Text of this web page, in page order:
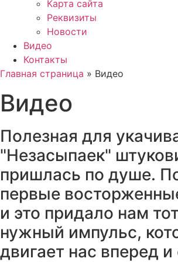
Карта сайта
Реквизиты
Новости
Видео
Контакты
Главная страница » Видео
Видео
Полезная для
"Незасыпаек"
пришлась по душе.
первые
и это придало нам
нужный импульс,
двигает нас вперед и